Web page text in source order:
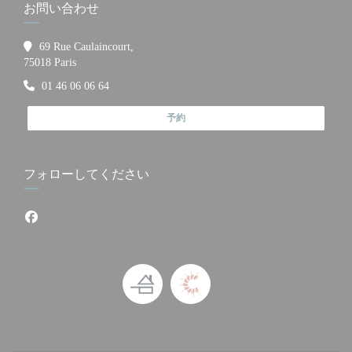
お問い合わせ
69 Rue Caulaincourt,
75018 Paris((新しいウィンドウで開きます))
01 46 06 06 64
予約
フォローしてください
Facebook ((新しいウィンドウで開きます))